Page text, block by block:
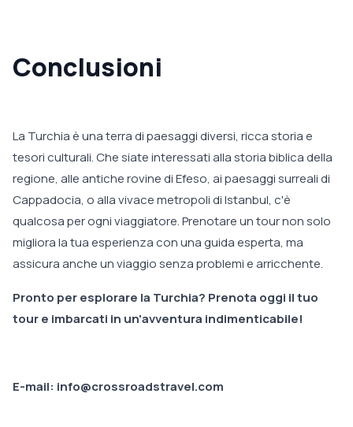
Conclusioni
La Turchia è una terra di paesaggi diversi, ricca storia e
tesori culturali. Che siate interessati alla storia biblica della
regione, alle antiche rovine di Efeso, ai paesaggi surreali di
Cappadocia, o alla vivace metropoli di Istanbul, c'è
qualcosa per ogni viaggiatore. Prenotare un tour non solo
migliora la tua esperienza con una guida esperta, ma
assicura anche un viaggio senza problemi e arricchente.
Pronto per esplorare la Turchia? Prenota oggi il tuo
tour e imbarcati in un'avventura indimenticabile!
E-mail: info@crossroadstravel.com